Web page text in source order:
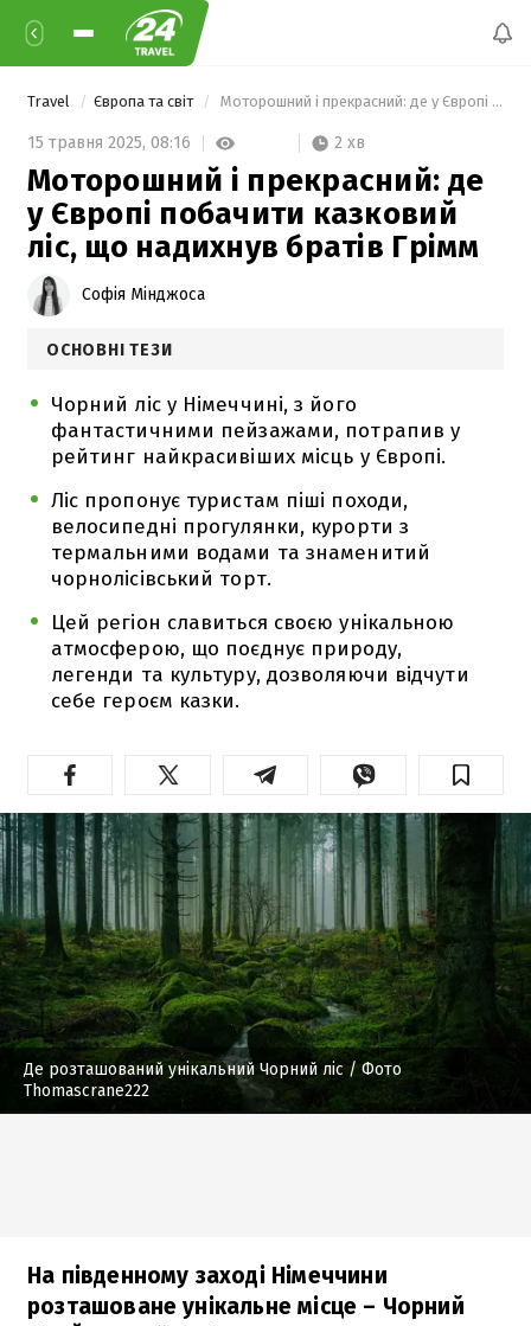
Travel Європа та світ Моторошний і прекрасний: де у Європі побачити казковий ліс, що надихнув братів Грімм
15 травня 2025, 08:16 2 хв
Моторошний і прекрасний: де
у Європі побачити казковий
ліс, що надихнув братів Грімм
Софія Мінджоса
ОСНОВНІ ТЕЗИ
Чорний ліс у Німеччині, з його
фантастичними пейзажами, потрапив у
рейтинг найкрасивіших місць у Європі.
Ліс пропонує туристам піші походи,
велосипедні прогулянки, курорти з
термальними водами та знаменитий
чорнолісівський торт.
Цей регіон славиться своєю унікальною
атмосферою, що поєднує природу,
легенди та культуру, дозволяючи відчути
себе героєм казки.
Де розташований унікальний Чорний ліс / Фото
Thomascrane222
На південному заході Німеччини
розташоване унікальне місце – Чорний